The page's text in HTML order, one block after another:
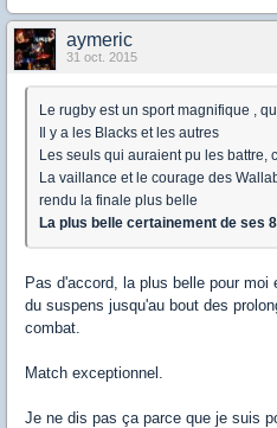
aymeric
31 oct. 2015
Le rugby est un sport magnifique ,
Il y a les Blacks et les autres
Les seuls qui auraient pu les battre,
La vaillance et le courage des
rendu la finale plus belle
La plus belle certainement de ses
Pas d'accord, la plus belle pour moi
du suspens jusqu'au bout des
combat.
Match exceptionnel.
Je ne dis pas ça parce que je suis